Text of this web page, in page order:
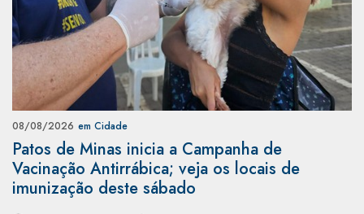
08/08/2026 em Cidade
Patos de Minas inicia a Campanha de
Vacinação Antirrábica; veja os locais de
imunização deste sábado